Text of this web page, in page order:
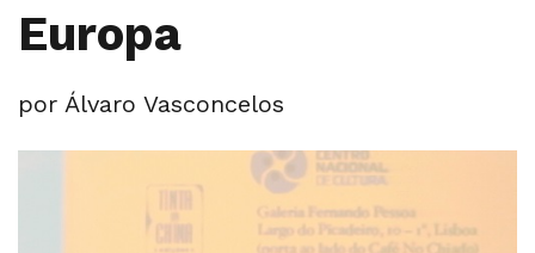
Europa
por Álvaro Vasconcelos